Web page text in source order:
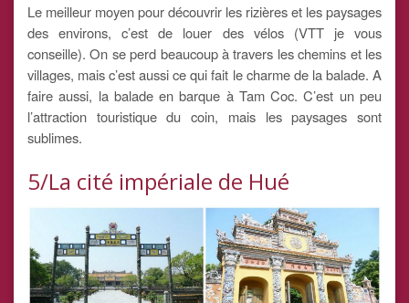
Le meilleur moyen pour découvrir les rizières et les paysages
des environs, c’est de louer des vélos (VTT je vous
conseille). On se perd beaucoup à travers les chemins et les
villages, mais c’est aussi ce qui fait le charme de la balade. A
faire aussi, la balade en barque à Tam Coc. C’est un peu
l’attraction touristique du coin, mais les paysages sont
sublimes.
5/La cité impériale de Hué